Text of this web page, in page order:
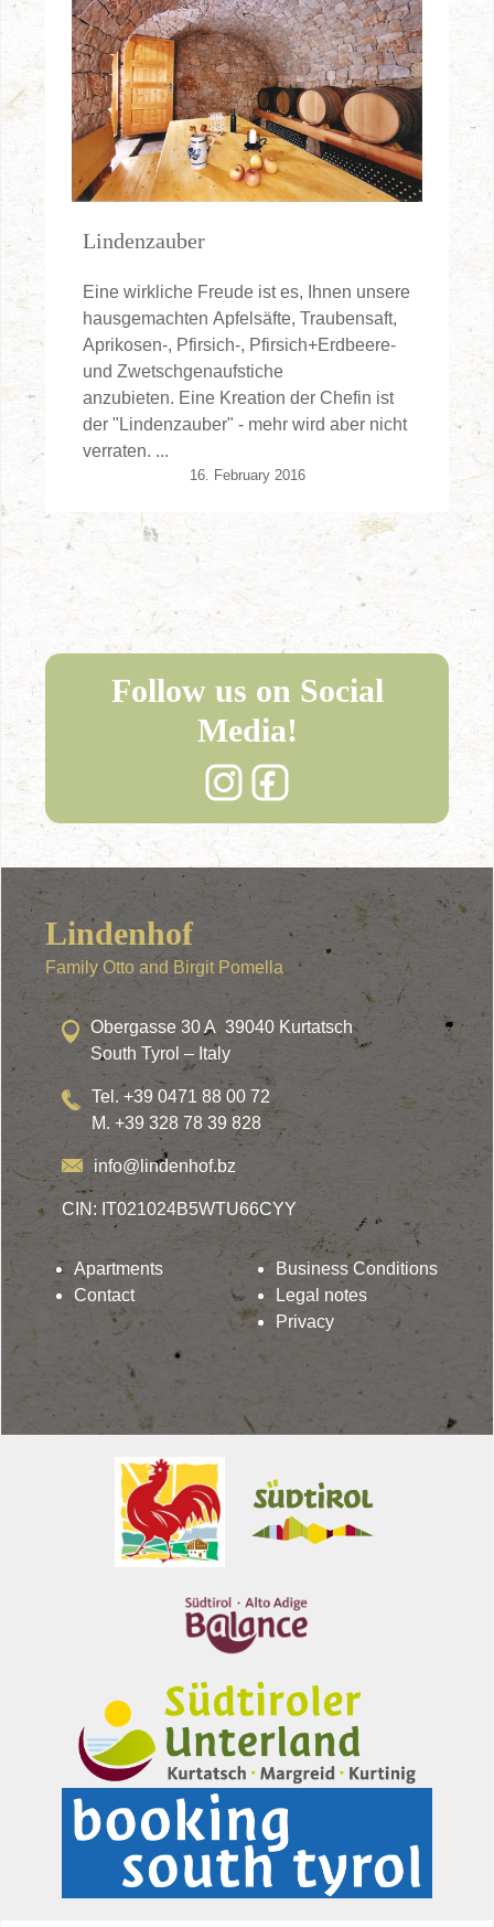
Lindenzauber
Eine wirkliche Freude ist es, Ihnen unsere
hausgemachten Apfelsäfte, Traubensaft,
Aprikosen-, Pfirsich-, Pfirsich+Erdbeere-
und Zwetschgenaufstiche
anzubieten. Eine Kreation der Chefin ist
der "Lindenzauber" - mehr wird aber nicht
verraten. ...
16. February 2016
Follow us on Social
Media!
Lindenhof
Family Otto and Birgit Pomella
Obergasse 30 A 39040 Kurtatsch
South Tyrol – Italy
Tel. +39 0471 88 00 72
M. +39 328 78 39 828
info@lindenhof.bz
CIN: IT021024B5WTU66CYY
Apartments
Contact
Business Conditions
Legal notes
Privacy
Lindenhof